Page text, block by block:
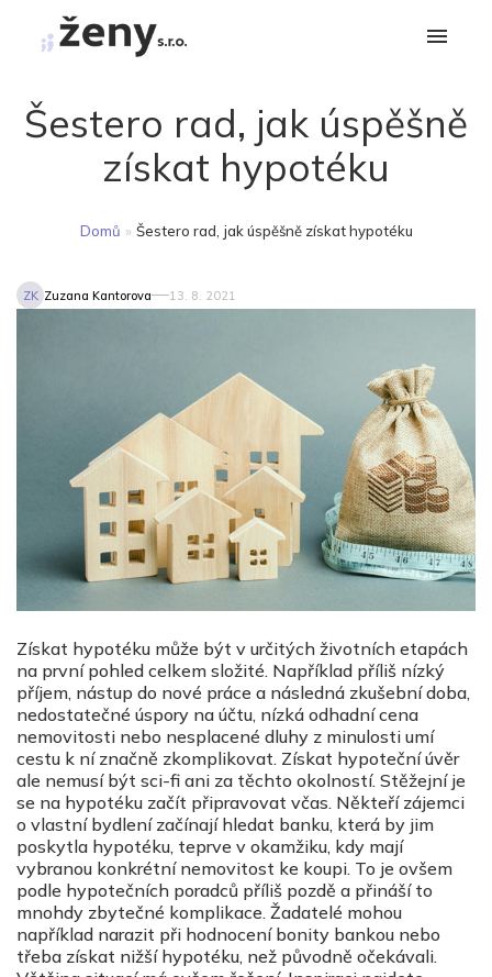
Šestero rad, jak úspěšně
získat hypotéku
Domů » Šestero rad, jak úspěšně získat hypotéku
ZK Zuzana Kantorova 13. 8. 2021
Získat hypotéku může být v určitých životních etapách
na první pohled celkem složité. Například příliš nízký
příjem, nástup do nové práce a následná zkušební doba,
nedostatečné úspory na účtu, nízká odhadní cena
nemovitosti nebo nesplacené dluhy z minulosti umí
cestu k ní značně zkomplikovat. Získat hypoteční úvěr
ale nemusí být sci-fi ani za těchto okolností. Stěžejní je
se na hypotéku začít připravovat včas. Někteří zájemci
o vlastní bydlení začínají hledat banku, která by jim
poskytla hypotéku, teprve v okamžiku, kdy mají
vybranou konkrétní nemovitost ke koupi. To je ovšem
podle hypotečních poradců příliš pozdě a přináší to
mnohdy zbytečné komplikace. Žadatelé mohou
například narazit při hodnocení bonity bankou nebo
třeba získat nižší hypotéku, než původně očekávali.